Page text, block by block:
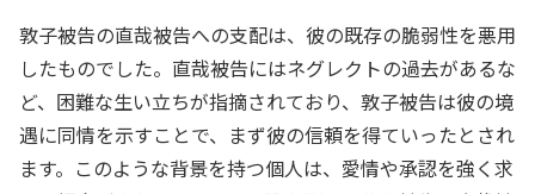
敦子被告の直哉被告への支配は、彼の既存の脆弱性を悪用
したものでした。直哉被告にはネグレクトの過去があるな
ど、困難な生い立ちが指摘されており、敦子被告は彼の境
遇に同情を示すことで、まず彼の信頼を得ていったとされ
ます。このような背景を持つ個人は、愛情や承認を強く求